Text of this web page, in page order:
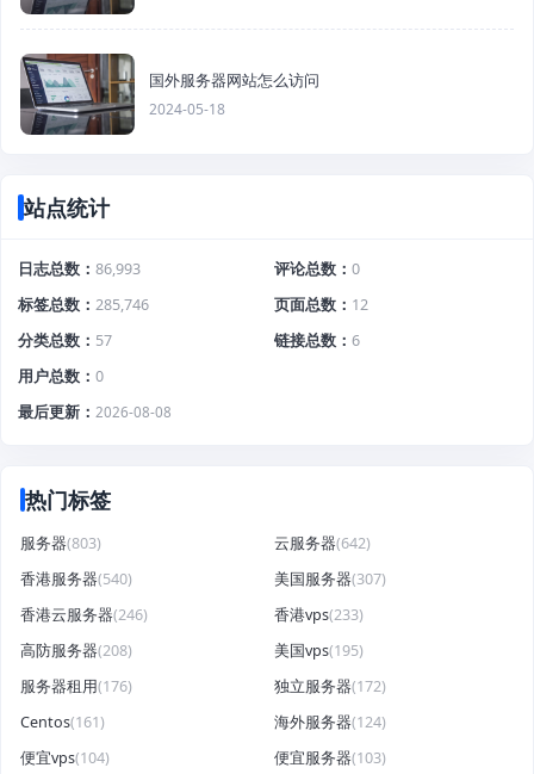
国外服务器网站怎么访问
2024-05-18
站点统计
日志总数 86,993 评论总数
0
标签总数
285,746 页面总数
12
分类总数
57 链接总数
6
用户总数
0
最后更新
2026-08-08
热门标签
服务器(803) 云服务器(642)
香港服务器(540) 美国服务器(307)
香港云服务器(246) 香港vps(233)
高防服务器(208) 美国vps(195)
服务器租用(176) 独立服务器(172)
Centos(161) 海外服务器(124)
便宜vps(104) 便宜服务器(103)